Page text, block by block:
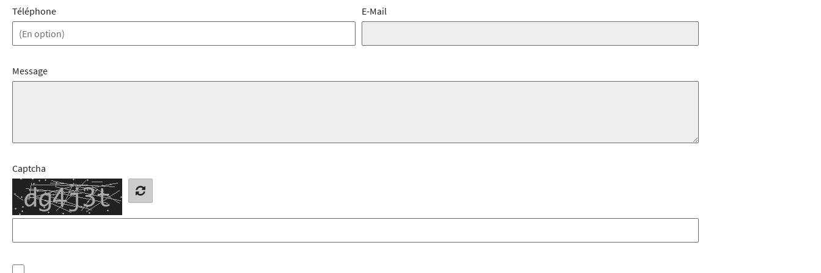
Téléphone E-Mail
Message
Captcha